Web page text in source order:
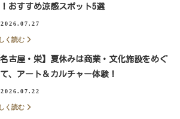
おすすめ涼感スポット5選
2026.07.27
く読む
名古屋・栄】夏休みは商業・文化施設をめぐ
、アート＆カルチャー体験！
2026.07.22
く読む